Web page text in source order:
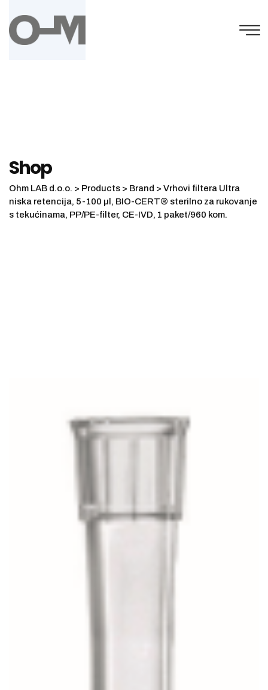
content
Shop
Ohm LAB d.o.o. > Products > Brand > Vrhovi filtera Ultra
niska retencija, 5-100 µl, BIO-CERT® sterilno za rukovanje
s tekućinama, PP/PE-filter, CE-IVD, 1 paket/960 kom.